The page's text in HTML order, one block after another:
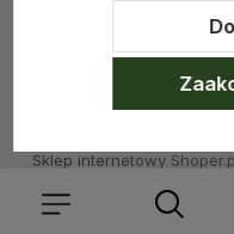
Sklep internetowy